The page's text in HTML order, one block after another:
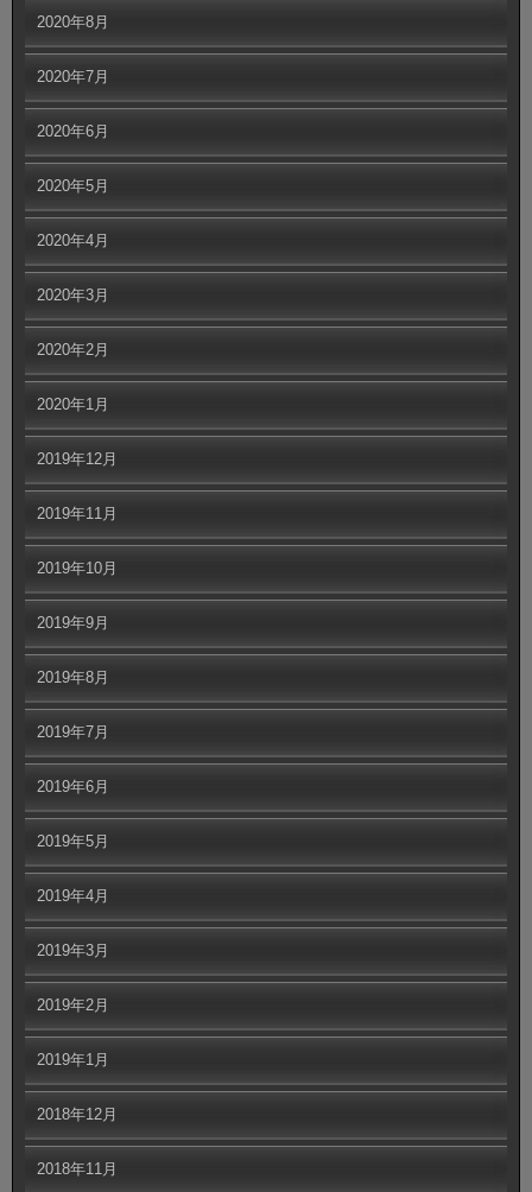
2020年8月
2020年7月
2020年6月
2020年5月
2020年4月
2020年3月
2020年2月
2020年1月
2019年12月
2019年11月
2019年10月
2019年9月
2019年8月
2019年7月
2019年6月
2019年5月
2019年4月
2019年3月
2019年2月
2019年1月
2018年12月
2018年11月